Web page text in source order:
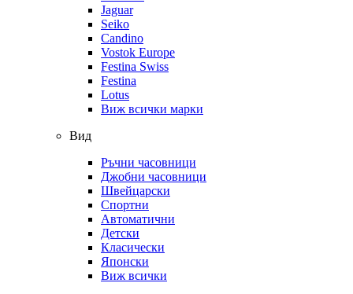
Jaguar
Seiko
Candino
Vostok Europe
Festina Swiss
Festina
Lotus
Виж всички марки
Вид
Ръчни часовници
Джобни часовници
Швейцарски
Спортни
Автоматични
Детски
Класически
Японски
Виж всички